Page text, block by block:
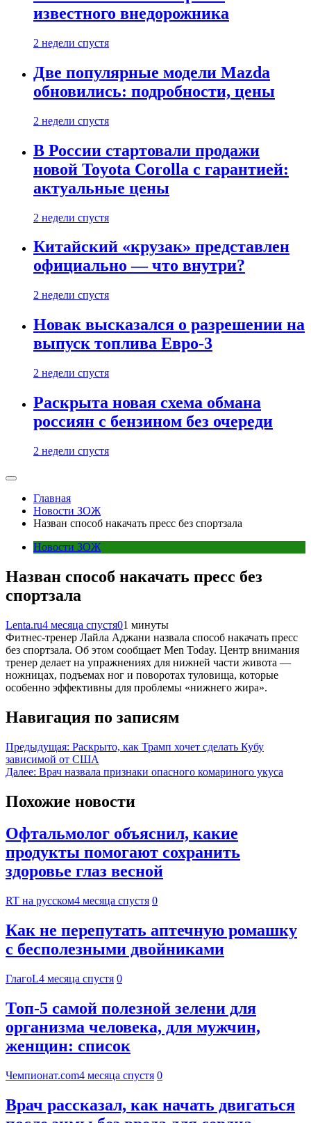
известного внедорожника
2 недели спустя
Две популярные модели Mazda
обновились: подробности, цены
2 недели спустя
В России стартовали продажи
новой Toyota Corolla с гарантией:
актуальные цены
2 недели спустя
Китайский «крузак» представлен
официально — что внутри?
2 недели спустя
Новак высказался о разрешении на
выпуск топлива Евро-3
2 недели спустя
Раскрыта новая схема обмана
россиян с бензином без очереди
2 недели спустя
Главная
Новости ЗОЖ
Назван способ накачать пресс без спортзала
Новости ЗОЖ
Назван способ накачать пресс без
спортзала
Lenta.ru4 месяца спустя01 минуты
Фитнес‑тренер Лайла Аджани назвала способ накачать пресс
без спортзала. Об этом сообщает Men Today. Центр внимания
тренер делает на упражнениях для нижней части живота —
ножницах, подъемах ног и поворотах туловища, которые
особенно эффективны для проблемы «нижнего жира».
Навигация по записям
Предыдущая: Раскрыто, как Трамп хочет сделать Кубу
зависимой от США
Далее: Врач назвала признаки опасного комариного укуса
Похожие новости
Офтальмолог объяснил, какие
продукты помогают сохранить
здоровье глаз весной
RT на русском4 месяца спустя 0
Как не перепутать аптечную ромашку
с бесполезными двойниками
ГлагоL4 месяца спустя 0
Топ-5 самой полезной зелени для
организма человека, для мужчин,
женщин: список
Чемпионат.com4 месяца спустя 0
Врач рассказал, как начать двигаться